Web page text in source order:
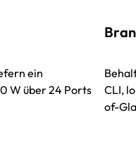
ein
W über 24 Ports
CLI,
of-